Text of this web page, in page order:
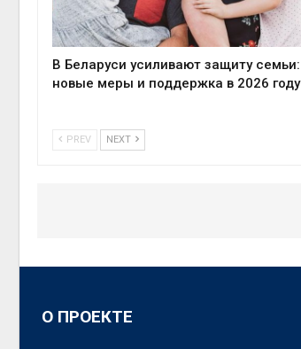
В Беларуси усиливают защиту семьи:
новые меры и поддержка в 2026 году
PREV NEXT
О ПРОЕКТЕ